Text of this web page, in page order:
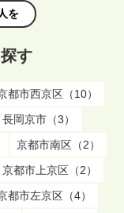
を
す
都市西京区（10）
長岡京市（3）
京都市南区（2）
京都市上京区（2）
都市左京区（4）